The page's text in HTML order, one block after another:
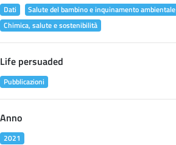
Dati
Salute del bambino e inquinamento ambientale
Chimica, salute e sostenibilità
Life persuaded
Pubblicazioni
Anno
2021